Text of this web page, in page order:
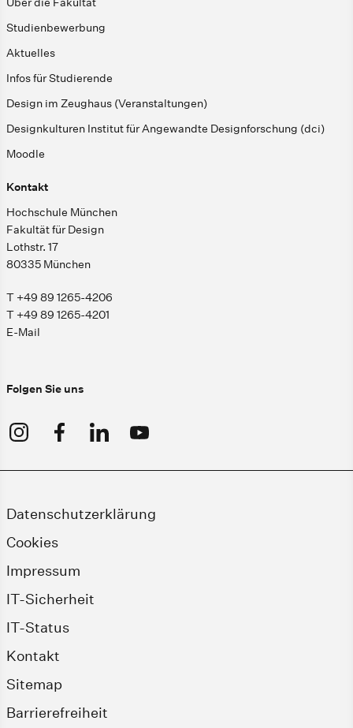
Studienbewerbung
Aktuelles
Infos für Studierende
Design im Zeughaus (Veranstaltungen)
Designkulturen Institut für Angewandte Designforschung (dci)
Moodle
Kontakt
Hochschule München
Fakultät für Design
Lothstr. 17
80335 München
T +49 89 1265-4206
T +49 89 1265-4201
E-Mail
Folgen Sie uns
Datenschutzerklärung
Cookies
Impressum
IT-Sicherheit
IT-Status
Kontakt
Sitemap
Barrierefreiheit